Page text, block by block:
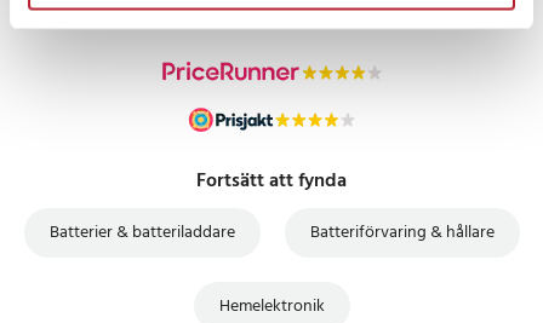
Fortsätt att fynda
Batterier & batteriladdare Batteriförvaring & hållare
Hemelektronik